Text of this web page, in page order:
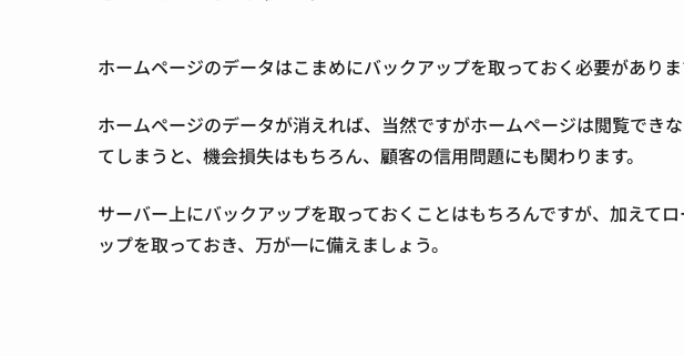
ホームページのデータはこまめにバックアップを取っておく必要がありま
ホームページのデータが消えれば、当然ですがホームページは閲覧でき
てしまうと、機会損失はもちろん、顧客の信用問題にも関わります。
サーバー上にバックアップを取っておくことはもちろんですが、加えて
ップを取っておき、万が一に備えましょう。